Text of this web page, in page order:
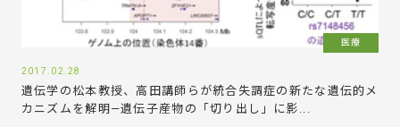
医療
2017.02.28
遺伝学の松本教授、高田講師らが統合失調症の新たな遺伝的メ
カニズムを解明—遺伝子産物の「切り出し」に影...